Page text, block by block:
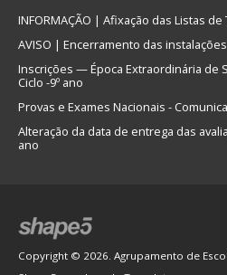
INFORMAÇÃO | Afixação das Listas
AVISO | Encerramento das
Inscrições — Época Extraordinária de
Ciclo -9º ano
Provas e Exames Nacionais -
Alteração da data de entrega das
ano
Copyright © 2026. Agrupamento de